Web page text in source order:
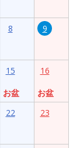
8 9
15
お盆
16
お盆
22 23